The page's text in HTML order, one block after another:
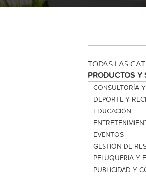
TODAS LAS
PRODUCTOS Y
CONSULTORÍA
DEPORTE Y
EDUCACIÓN
EVENTOS
GESTIÓN DE
PELUQUERÍA Y
PUBLICIDAD Y